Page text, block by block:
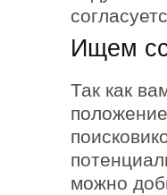
Ищем
Так как
можно